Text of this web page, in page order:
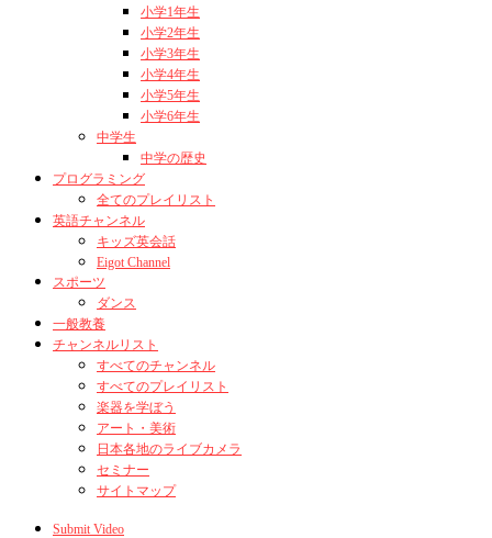
小学1年生
小学2年生
小学3年生
小学4年生
小学5年生
小学6年生
中学生
中学の歴史
プログラミング
全てのプレイリスト
英語チャンネル
キッズ英会話
Eigot Channel
スポーツ
ダンス
一般教養
チャンネルリスト
すべてのチャンネル
すべてのプレイリスト
楽器を学ぼう
アート・美術
日本各地のライブカメラ
セミナー
サイトマップ
Submit Video